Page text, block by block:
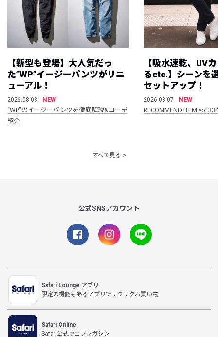
【新型も登場】大人気だっ
た”WP”イージーパンツがリニ
ューアル！
2026.08.08
NEW
“WP”のイージーパンツを徹底解説&コーデ
紹介
【吸水速乾、UV
るetc.】シーンを
セットアップ！
2026.08.07
NEW
RECOMMEND ITEM vol.334
すべて見る
公式SNSアカウント
Safari Lounge アプリ
限定の機能もあるアプリでサクサクお買い物
Safari Online
Safari公式ウェブマガジン